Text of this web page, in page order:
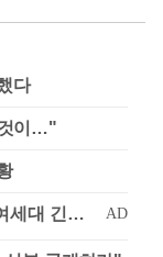
다
것이…"